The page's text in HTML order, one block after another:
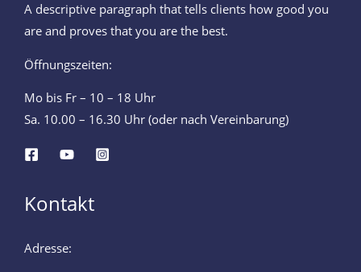
A descriptive paragraph that tells clients how good you
are and proves that you are the best.
Öffnungszeiten:
Mo bis Fr – 10 – 18 Uhr
Sa. 10.00 – 16.30 Uhr (oder nach Vereinbarung)
Kontakt
Adresse: